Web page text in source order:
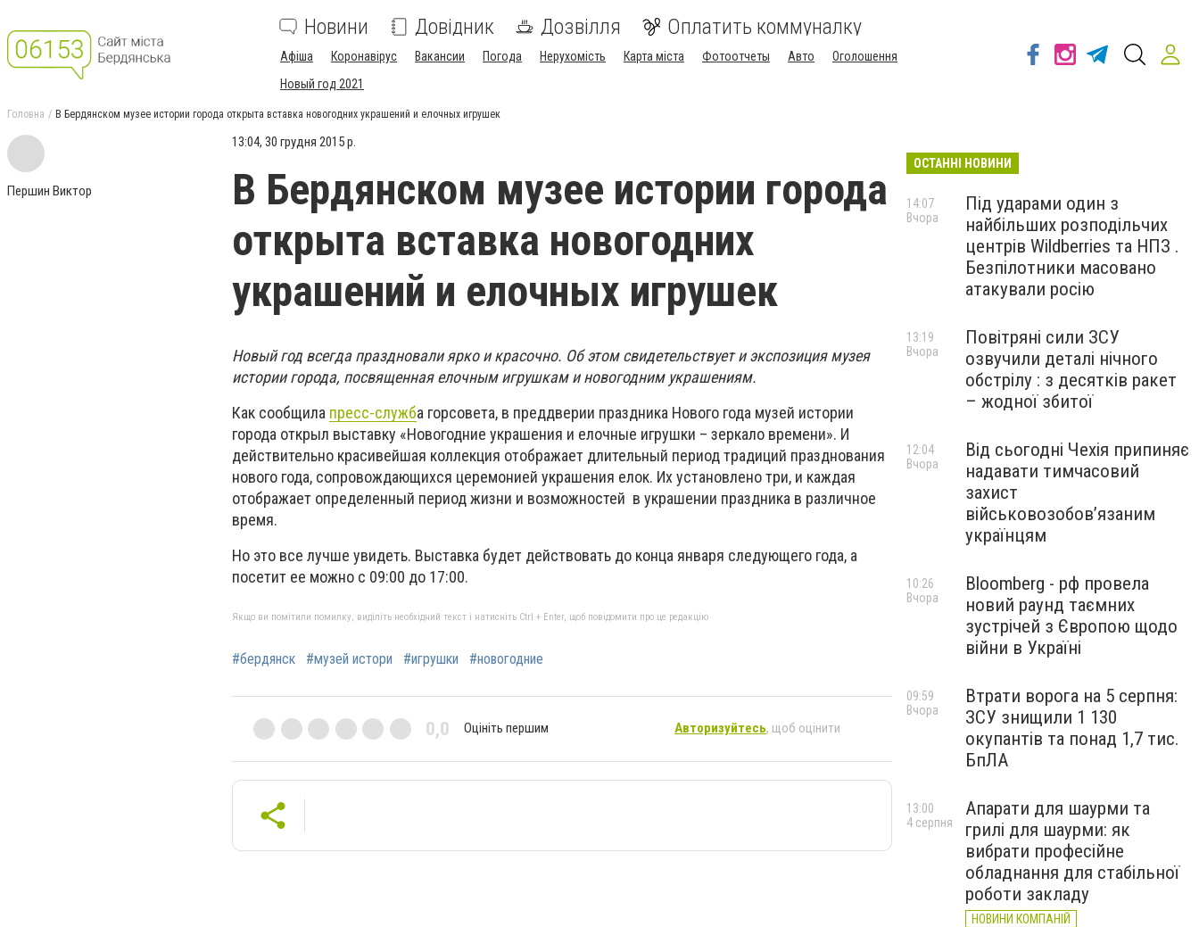
Новини Довідник Дозвілля Оплатить коммуналку
Афіша Коронавірус Вакансии Погода Нерухомість Карта міста Фотоотчеты Авто
Оголошення
Новый год 2021
Головна В Бердянском музее истории города открыта вставка новогодних украшений и елочных игрушек
Першин Виктор
13:04, 30 грудня 2015 р.
В Бердянском музее истории города
открыта вставка новогодних
украшений и елочных игрушек
Новый год всегда праздновали ярко и красочно. Об этом свидетельствует и экспозиция музея
истории города, посвященная елочным игрушкам и новогодним украшениям.
Как сообщила пресс-служба горсовета, в преддверии праздника Нового года музей истории
города открыл выставку «Новогодние украшения и елочные игрушки – зеркало времени». И
действительно красивейшая коллекция отображает длительный период традиций празднования
нового года, сопровождающихся церемонией украшения елок. Их установлено три, и каждая
отображает определенный период жизни и возможностей в украшении праздника в различное
время.
Но это все лучше увидеть. Выставка будет действовать до конца января следующего года, а
посетит ее можно с 09:00 до 17:00.
Якщо ви помітили помилку, виділіть необхідний текст і натисніть Ctrl + Enter, щоб повідомити про це редакцію
#бердянск #музей истори #игрушки #новогодние
0,0 Оцініть першим Авторизуйтесь, щоб оцінити
ОСТАННІ НОВИНИ
Під ударами один з
найбільших розподільчих
центрів Wildberries та НПЗ .
Безпілотники масовано
атакували росію
14:07
Вчора
Повітряні сили ЗСУ
озвучили деталі нічного
обстрілу : з десятків ракет
– жодної збитої
13:19
Вчора
Від сьогодні Чехія припиняє
надавати тимчасовий
захист
військовозобов’язаним
українцям
12:04
Вчора
Bloomberg - рф провела
новий раунд таємних
зустрічей з Європою щодо
війни в Україні
10:26
Вчора
Втрати ворога на 5 серпня:
ЗСУ знищили 1 130
окупантів та понад 1,7 тис.
БпЛА
09:59
Вчора
Апарати для шаурми та
грилі для шаурми: як
вибрати професійне
обладнання для стабільної
роботи закладу
НОВИНИ КОМПАНІЙ
13:00
4 серпня